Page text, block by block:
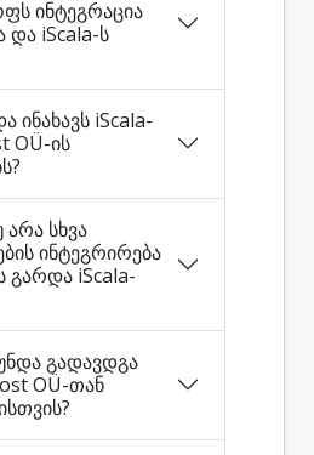
ინტეგრაცია
და iScala-ს
ინახავს iScala-
OÜ-ის
სხვა
ინტეგრირება
გარდა iScala-
გადავდგა
OÜ-თან